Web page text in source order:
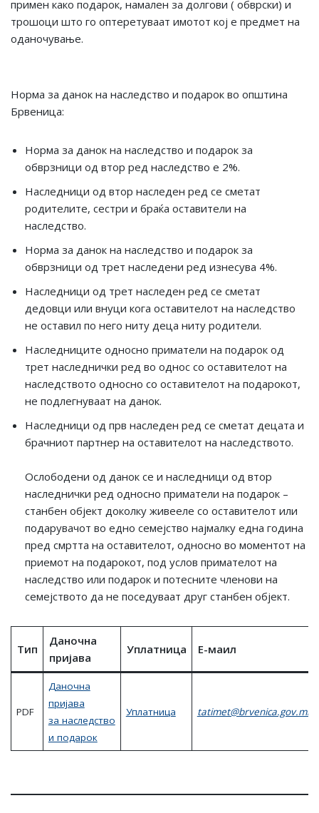
примен како подарок, намален за долгови ( обврски) и
трошоци што го оптеретуваат имотот кој е предмет на
оданочување.
Норма за данок на наследство и подарок во општина
Брвеница:
Норма за данок на наследство и подарок за
обврзници од втор ред наследство е 2%.
Наследници од втор наследен ред се сметат
родителите, сестри и браќа оставители на
наследство.
Норма за данок на наследство и подарок за
обврзници од трет наследени ред изнесува 4%.
Наследници од трет наследен ред се сметат
дедовци или внуци кога оставителот на наследство
не оставил по него ниту деца ниту родители.
Наследниците односно приматели на подарок од
трет наследнички ред во однос со оставителот на
наследството односно со оставителот на подарокот,
не подлегнуваат на данок.
Наследници од прв наследен ред се сметат децата и
брачниот партнер на оставителот на наследството.
Ослободени од данок се и наследници од втор
наследнички ред односно приматели на подарок –
станбен објект доколку живееле со оставителот или
подарувачот во едно семејство најмалку една година
пред смртта на оставителот, односно во моментот на
приемот на подарокот, под услов примателот на
наследство или подарок и потесните членови на
семејството да не поседуваат друг станбен објект.
Tип
Даночна
пријава
Уплатница E-маил
PDF
Даночна
пријава
за наследство
и подарок
Уплатница tatimet@brvenica.gov.mk